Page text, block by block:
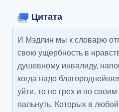
Цитата
И Мэдлин мы к словарю
свою ущербность в
душевному инвалиду,
когда надо
уйти, то не грех и по
пальнуть. Которых в